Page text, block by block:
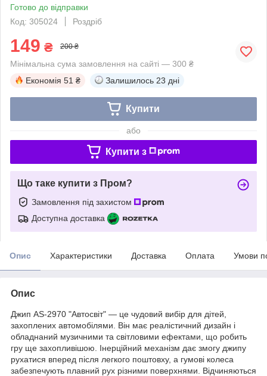
Готово до відправки
Код: 305024
Роздріб
149 ₴ 200 ₴
Мінімальна сума замовлення на сайті — 300 ₴
Економія 51 ₴ Залишилось 23 дні
Купити
або
Купити з
Що таке купити з Пром?
Замовлення під захистом
Доступна доставка
Опис Характеристики Доставка Оплата Умови
Опис
Джип AS-2970 "Автосвіт" — це чудовий вибір для дітей,
захоплених автомобілями. Він має реалістичний дизайн і
обладнаний музичними та світловими ефектами, що робить
гру ще захопливішою. Інерційний механізм дає змогу джипу
рухатися вперед після легкого поштовху, а гумові колеса
забезпечують плавний рух різними поверхнями. Відчиняються